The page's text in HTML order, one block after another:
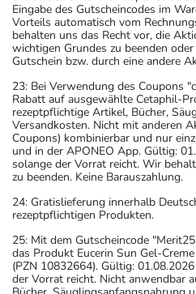
angegebenen Verfallsdatum.
sich auf den letzten Tag des
Eingabe des Gutscheincodes im
Vorteils automatisch vom
behalten uns das Recht vor, die
wichtigen Grundes zu beenden
Gutschein bzw. durch eine andere
23: Bei Verwendung des Coupons
Rabatt auf ausgewählte Cetaphil-
rezeptpflichtige Artikel, Bücher,
Versandkosten. Nicht mit anderen
Coupons) kombinierbar und nur
und in der APONEO App. Gültig:
solange der Vorrat reicht. Wir
zu beenden. Keine Barauszahlung.
24: Gratislieferung innerhalb
rezeptpflichtigen Produkten.
25: Mit dem Gutscheincode
das Produkt Eucerin Sun Gel-
(PZN 10832664). Gültig:
der Vorrat reicht. Nicht anwendbar